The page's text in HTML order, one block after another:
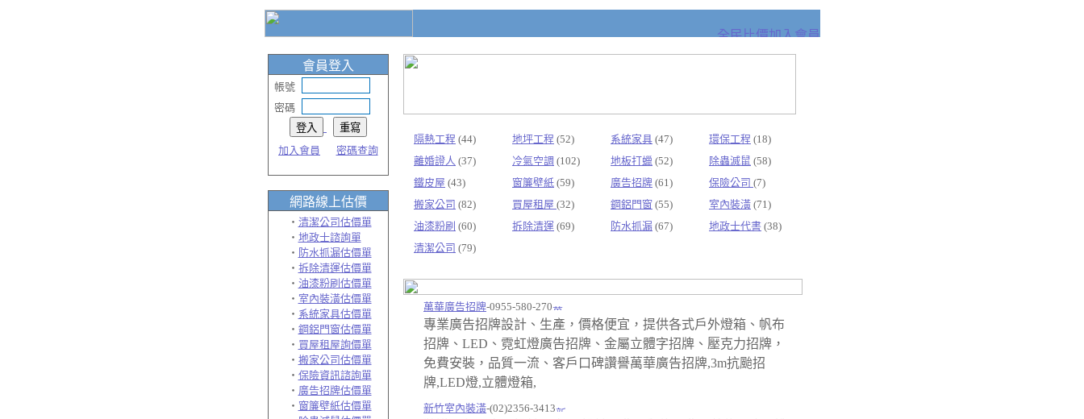
會員登入
帳號
密碼
加入會員 密碼查詢
網路線上估價
‧ 清潔公司估價單
‧ 地政士諮詢單
‧ 防水抓漏估價單
‧ 拆除清運估價單
‧ 油漆粉刷估價單
‧ 室內裝潢估價單
‧ 系統家具估價單
‧ 鋼鋁門窗估價單
‧ 買屋租屋詢價單
‧ 搬家公司估價單
‧ 保險資訊諮詢單
‧ 廣告招牌估價單
‧ 窗簾壁紙估價單
隔熱工程 (44) 地坪工程 (52) 系統家具 (47) 環保工程 (18)
離婚證人 (37) 冷氣空調 (102) 地板打蠟 (52) 除蟲滅鼠 (58)
鐵皮屋 (43) 窗簾壁紙 (59) 廣告招牌 (61) 保險公司 (7)
搬家公司 (82) 買屋租屋 (32) 鋼鋁門窗 (55) 室內裝潢 (71)
油漆粉刷 (60) 拆除清運 (69) 防水抓漏 (67) 地政士代書 (38)
清潔公司 (79)
萬華廣告招牌-0955-580-270
專業廣告招牌設計、生產，價格便宜，提供各式戶外燈箱、帆布
招牌、LED、霓虹燈廣告招牌、金屬立體字招牌、壓克力招牌，
免費安裝，品質一流、客戶口碑讚譽萬華廣告招牌,3m抗颱招
牌,LED燈,立體燈箱,
新竹室內裝潢-(02)2356-3413